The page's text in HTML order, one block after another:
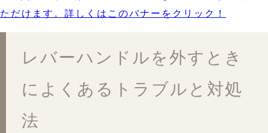
レバーハンドルを外すとき
によくあるトラブルと対処
法